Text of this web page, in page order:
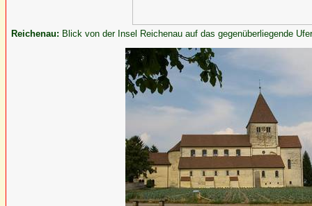
Reichenau: Blick von der Insel Reichenau auf das gegenüberliegende Ufer